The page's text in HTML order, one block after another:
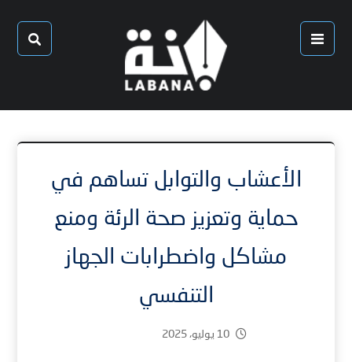
الأعشاب والتوابل تساهم في
حماية وتعزيز صحة الرئة ومنع
مشاكل واضطرابات الجهاز
التنفسي
10 يوليو، 2025